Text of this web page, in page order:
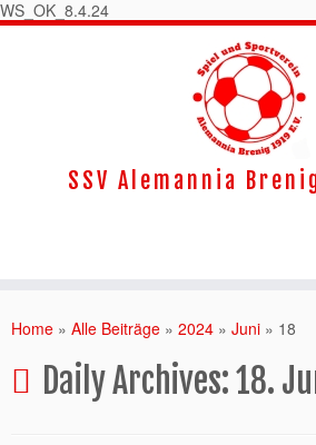
WS_OK_8.4.24
SSV Alemannia
Home » Alle Beiträge » 2024 » Juni » 18
Daily Archives:18.